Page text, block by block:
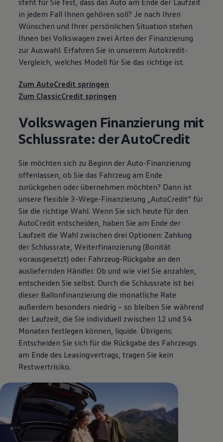
steht für Sie fest, dass das Auto am Ende der Laufzeit
in jedem Fall Ihnen gehören soll? Je nach Ihren
Wünschen und Ihrer persönlichen Situation stehen
Ihnen bei Volkswagen zwei Arten der Finanzierung
zur Auswahl. Erfahren Sie in unserem Autokredit-
Vergleich, welches Modell für Sie das richtige ist.
Zum AutoCredit springen
Zum ClassicCredit springen
Volkswagen Finanzierung mit
Schlussrate: der AutoCredit
Sie möchten sich zu Beginn der Auto-Finanzierung
offenlassen, ob Sie das Fahrzeug am Ende
zurückgeben oder übernehmen möchten? Dann ist
unsere flexible 3-Wege-Finanzierung „AutoCredit“ für
Sie die richtige Wahl. Wenn Sie sich heute für den
AutoCredit entscheiden, haben Sie am Ende der
Laufzeit die Wahl zwischen drei Optionen: Zahlung
der Schlussrate, Weiterfinanzierung (Bonität
vorausgesetzt) oder Fahrzeug-Rückgabe an den
ausliefernden Händler. Ob und wie viel Sie anzahlen,
entscheiden Sie selbst. Durch die Schlussrate ist bei
dieser Ballonfinanzierung die monatliche Rate
außerdem besonders niedrig – so bleiben Sie während
der Laufzeit, die Sie individuell zwischen 12 und 54
Monaten festlegen können, liquide. Übrigens:
Entscheiden Sie sich für die Rückgabe des Fahrzeugs
am Ende des Leasingvertrags, tragen Sie kein
Restwertrisiko.